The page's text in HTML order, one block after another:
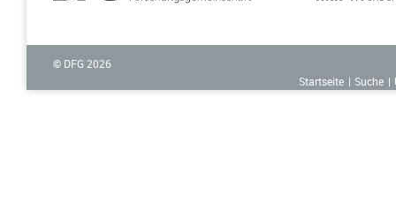
© DFG 2026
Startseite
Suche